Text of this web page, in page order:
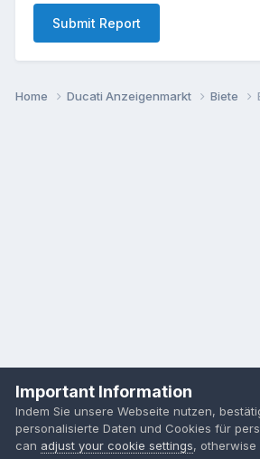
Submit Report
Home Ducati Anzeigenmarkt Biete
Important Information
Indem Sie unsere Webseite nutzen,
personalisierte Daten und Cookies für
can adjust your cookie settings, otherwise